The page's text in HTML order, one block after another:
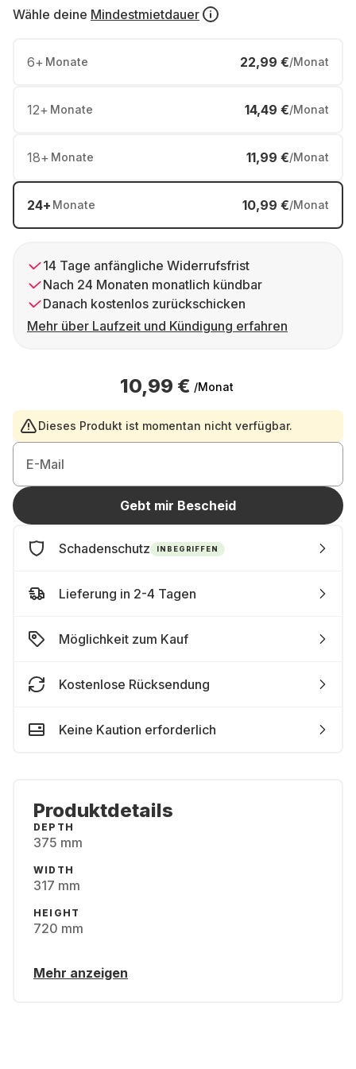
Wähle deine Mindestmietdauer
6+ Monate 22,99 €/Monat
12+ Monate 14,49 €/Monat
18+ Monate 11,99 €/Monat
24+ Monate 10,99 €/Monat
14 Tage anfängliche Widerrufsfrist
Nach 24 Monaten monatlich kündbar
Danach kostenlos zurückschicken
Mehr über Laufzeit und Kündigung erfahren
10,99 € /Monat
Dieses Produkt ist momentan nicht verfügbar.
E-Mail
Gebt mir Bescheid
Schadenschutz INBEGRIFFEN
Lieferung in 2-4 Tagen
Möglichkeit zum Kauf
Kostenlose Rücksendung
Keine Kaution erforderlich
Produktdetails
DEPTH
375 mm
WIDTH
317 mm
HEIGHT
720 mm
Mehr anzeigen